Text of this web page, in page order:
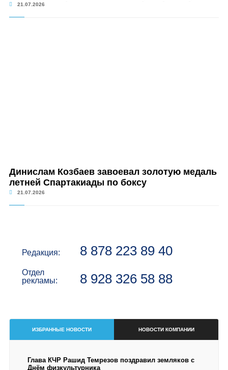
21.07.2026
Динислам Козбаев завоевал золотую медаль
летней Спартакиады по боксу
21.07.2026
Редакция: 8 878 223 89 40
Отдел
рекламы:
8 928 326 58 88
ИЗБРАННЫЕ НОВОСТИ НОВОСТИ КОМПАНИИ
Глава КЧР Рашид Темрезов поздравил земляков с
Днём физкультурника